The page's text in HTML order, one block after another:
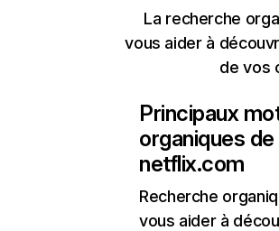
La recherche
vous aider à
de vos
Principaux
organiques de
netflix.com
Recherche
vous aider à